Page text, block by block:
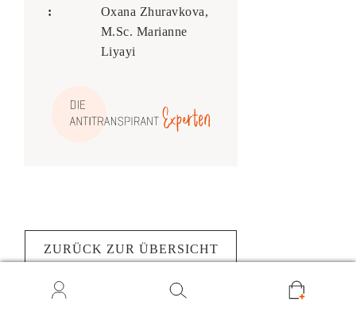
:
Oxana Zhuravkova,
M.Sc. Marianne
Liyayi
ZURÜCK ZUR ÜBERSICHT